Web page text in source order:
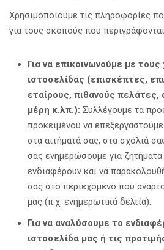
Χρησιμοποιούμε τις πληροφορίες
για τους σκοπούς που
Για να επικοινωνούμε με
ιστοσελίδας (επισκέπτες,
εταίρους, πιθανούς πελάτες,
μέρη κ.λπ.): Συλλέγουμε τα
προκειμένου να
στα αιτήματά σας, στα σχόλιά
σας ενημερώσουμε για
ενδιαφέρουν και να
σας στο περιεχόμενο που
μας (π.χ. ενημερωτικά δελτία).
Για να αναλύσουμε το
ιστοσελίδα μας ή τις